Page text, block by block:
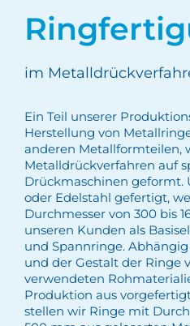
im
Ein Teil unserer
Herstellung von
anderen Metallformteilen,
Metalldrückverfahren auf
Drückmaschinen geformt.
oder Edelstahl gefertigt,
Durchmesser von 300 bis
unseren Kunden als
und Spannringe.
und der Gestalt der Ringe
verwendeten
Produktion aus
stellen wir Ringe mit